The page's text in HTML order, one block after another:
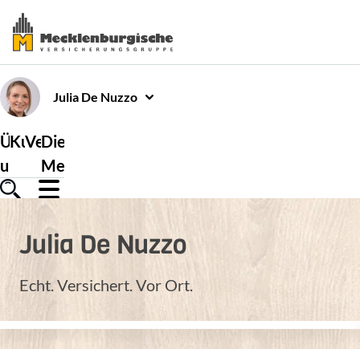
Julia De Nuzzo
Über
uns
Kundenservice
Versicherungen
Die
Mecklenburgische
Julia De Nuzzo
Echt. Versichert. Vor Ort.